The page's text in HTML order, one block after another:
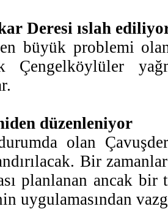
Deresi ıslah
büyük problemi
Çengelköylüler
düzenleniyor
olan
Bir
planlanan ancak
uygulamasından